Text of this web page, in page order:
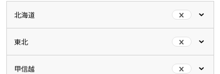
北海道
東北
甲信越